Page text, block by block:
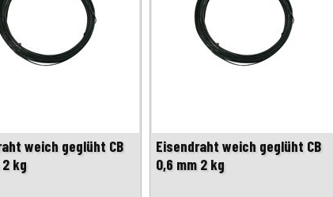
weich geglüht CB
kg
Eisendraht weich geglüht CB
0,6 mm 2 kg